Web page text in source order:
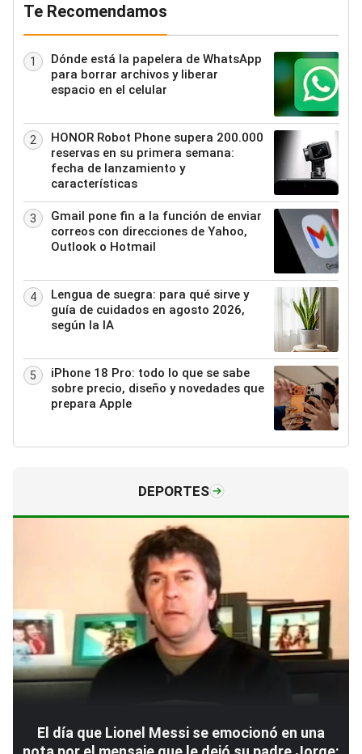
Te Recomendamos
1
Dónde está la papelera de WhatsApp
para borrar archivos y liberar
espacio en el celular
2
HONOR Robot Phone supera 200.000
reservas en su primera semana:
fecha de lanzamiento y
características
3
Gmail pone fin a la función de enviar
correos con direcciones de Yahoo,
Outlook o Hotmail
4
Lengua de suegra: para qué sirve y
guía de cuidados en agosto 2026,
según la IA
5
iPhone 18 Pro: todo lo que se sabe
sobre precio, diseño y novedades que
prepara Apple
DEPORTES
El día que Lionel Messi se emocionó en una